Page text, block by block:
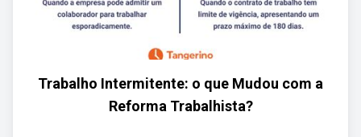
Trabalho Intermitente: o que Mudou com a
Reforma Trabalhista?